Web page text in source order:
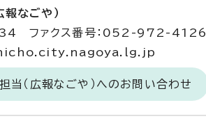
なごや）
ファクス番号：052-972-4126
当（広報なごや）へのお問い合わせ